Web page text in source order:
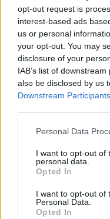
opt-out request is
interest-based ads
us or personal
your opt-out. You may
disclosure of your
IAB’s list of
also be disclosed by us
Downstream Participants
Please note that this
not limited to your visit
grant or deny consent
use your data for below
consent section.
Personal Data
I want to opt-out of
personal data.
Opted In
I want to opt-out of
Personal Data.
Opted In
capital nel primo
NERD NEWS